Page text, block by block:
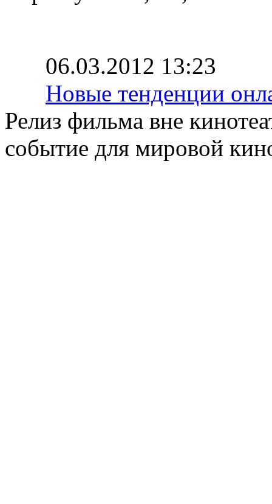
06.03.2012 13:23
Новые тенденции
Релиз фильма вне
событие для мировой